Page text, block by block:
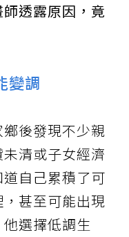
透露原因，竟
變調
後發現不少親
清或子女經濟
自己累積了可
甚至可能出現
選擇低調生